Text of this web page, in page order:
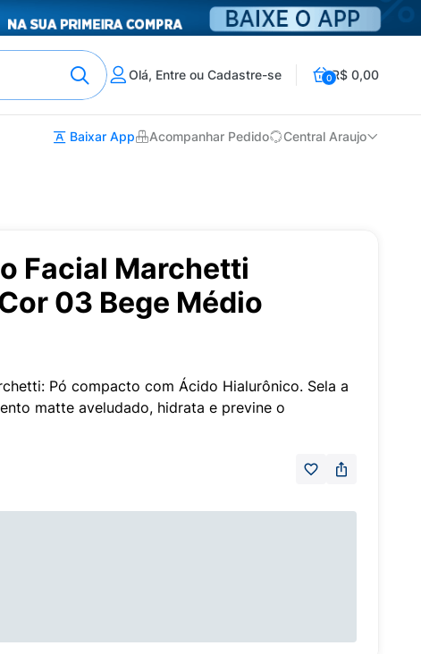
Olá, Entre ou Cadastre-se 0R$ 0,00
Baixar App Acompanhar Pedido Central Araujo
Facial Marchetti
03 Bege Médio
Pó compacto com Ácido Hialurônico. Sela a
matte aveludado, hidrata e previne o